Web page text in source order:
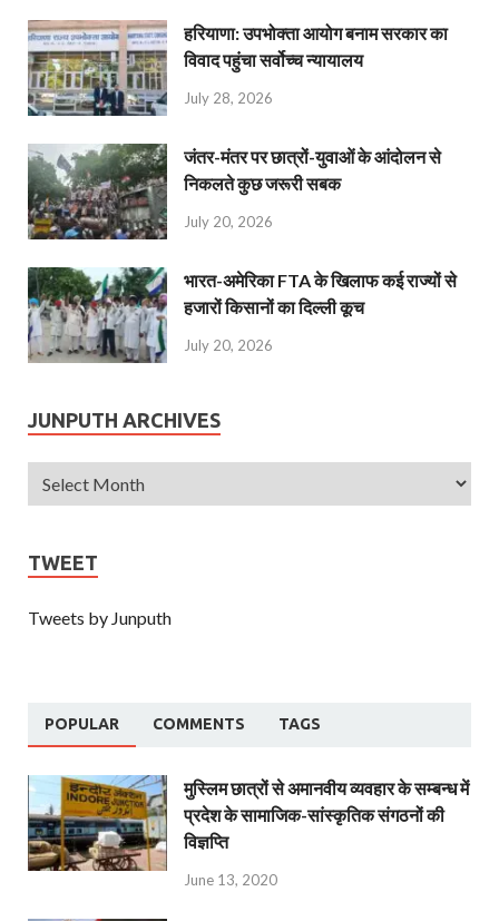
हरियाणा: उपभोक्ता आयोग बनाम सरकार का
विवाद पहुंचा सर्वोच्च न्यायालय
July 28, 2026
जंतर-मंतर पर छात्रों-युवाओं के आंदोलन से
निकलते कुछ जरूरी सबक
July 20, 2026
भारत-अमेरिका FTA के खिलाफ कई राज्यों से
हजारों किसानों का दिल्ली कूच
July 20, 2026
JUNPUTH ARCHIVES
TWEET
Tweets by Junputh
POPULAR COMMENTS TAGS
मुस्लिम छात्रों से अमानवीय व्यवहार के सम्बन्ध में
प्रदेश के सामाजिक-सांस्कृतिक संगठनों की
विज्ञप्ति
June 13, 2020